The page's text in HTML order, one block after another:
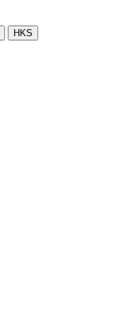
HKS